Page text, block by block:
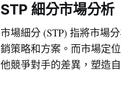
STP 細分市場分析
市場細分 (STP) 指將市場
銷策略和方案。而市場定
他競爭對手的差異，塑造